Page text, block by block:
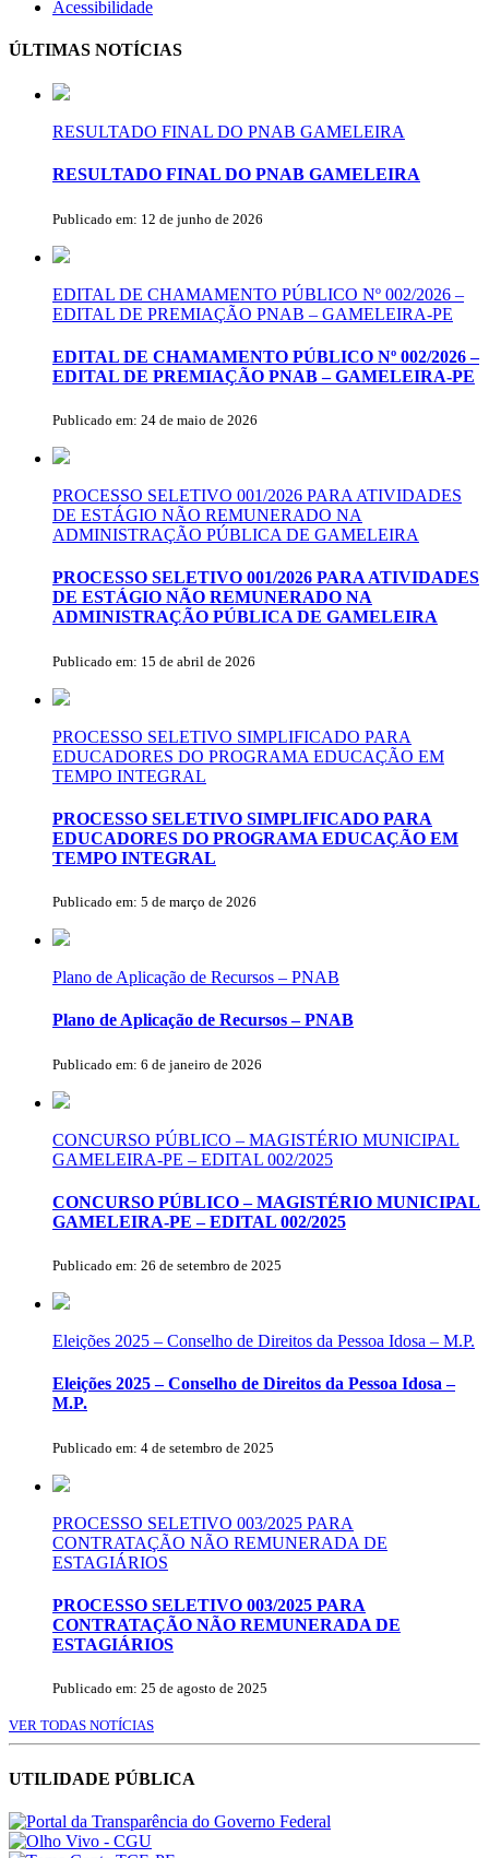
Acessibilidade
ÚLTIMAS NOTÍCIAS
RESULTADO FINAL DO PNAB GAMELEIRA
RESULTADO FINAL DO PNAB GAMELEIRA
Publicado em: 12 de junho de 2026
EDITAL DE CHAMAMENTO PÚBLICO Nº 002/2026 –
EDITAL DE PREMIAÇÃO PNAB – GAMELEIRA-PE
EDITAL DE CHAMAMENTO PÚBLICO Nº 002/2026 –
EDITAL DE PREMIAÇÃO PNAB – GAMELEIRA-PE
Publicado em: 24 de maio de 2026
PROCESSO SELETIVO 001/2026 PARA ATIVIDADES
DE ESTÁGIO NÃO REMUNERADO NA
ADMINISTRAÇÃO PÚBLICA DE GAMELEIRA
PROCESSO SELETIVO 001/2026 PARA ATIVIDADES
DE ESTÁGIO NÃO REMUNERADO NA
ADMINISTRAÇÃO PÚBLICA DE GAMELEIRA
Publicado em: 15 de abril de 2026
PROCESSO SELETIVO SIMPLIFICADO PARA
EDUCADORES DO PROGRAMA EDUCAÇÃO EM
TEMPO INTEGRAL
PROCESSO SELETIVO SIMPLIFICADO PARA
EDUCADORES DO PROGRAMA EDUCAÇÃO EM
TEMPO INTEGRAL
Publicado em: 5 de março de 2026
Plano de Aplicação de Recursos – PNAB
Plano de Aplicação de Recursos – PNAB
Publicado em: 6 de janeiro de 2026
CONCURSO PÚBLICO – MAGISTÉRIO MUNICIPAL
GAMELEIRA-PE – EDITAL 002/2025
CONCURSO PÚBLICO – MAGISTÉRIO MUNICIPAL
GAMELEIRA-PE – EDITAL 002/2025
Publicado em: 26 de setembro de 2025
Eleições 2025 – Conselho de Direitos da Pessoa Idosa – M.P.
Eleições 2025 – Conselho de Direitos da Pessoa Idosa –
M.P.
Publicado em: 4 de setembro de 2025
PROCESSO SELETIVO 003/2025 PARA
CONTRATAÇÃO NÃO REMUNERADA DE
ESTAGIÁRIOS
PROCESSO SELETIVO 003/2025 PARA
CONTRATAÇÃO NÃO REMUNERADA DE
ESTAGIÁRIOS
Publicado em: 25 de agosto de 2025
VER TODAS NOTÍCIAS
UTILIDADE PÚBLICA